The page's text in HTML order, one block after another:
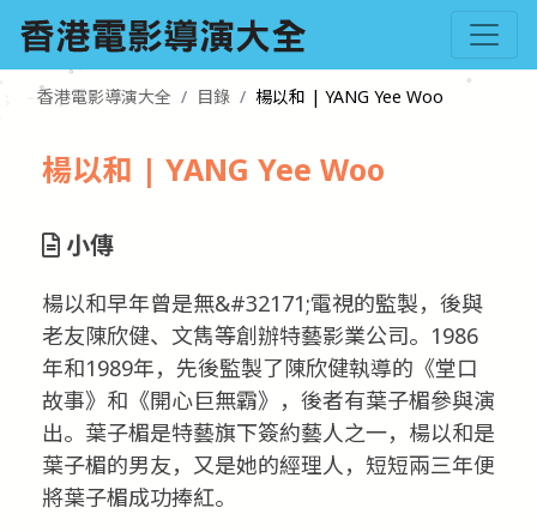
香港電影導演大全 目錄 楊以和 | YANG Yee Woo
楊以和 | YANG Yee Woo
小傳
楊以和早年曾是無&#32171;電視的監製，後與
老友陳欣健、文雋等創辦特藝影業公司。1986
年和1989年，先後監製了陳欣健執導的《堂口
故事》和《開心巨無霸》，後者有葉子楣參與演
出。葉子楣是特藝旗下簽約藝人之一，楊以和是
葉子楣的男友，又是她的經理人，短短兩三年便
將葉子楣成功捧紅。